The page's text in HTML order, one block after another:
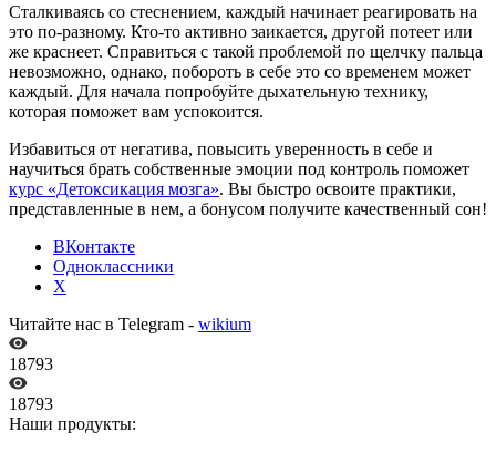
Сталкиваясь со стеснением, каждый начинает реагировать на
это по-разному. Кто-то активно заикается, другой потеет или
же краснеет. Справиться с такой проблемой по щелчку пальца
невозможно, однако, побороть в себе это со временем может
каждый. Для начала попробуйте дыхательную технику,
которая поможет вам успокоится.
Избавиться от негатива, повысить уверенность в себе и
научиться брать собственные эмоции под контроль поможет
курс «Детоксикация мозга». Вы быстро освоите практики,
представленные в нем, а бонусом получите качественный сон!
ВКонтакте
Одноклассники
X
Читайте нас в Telegram - wikium
18793
18793
Наши продукты: